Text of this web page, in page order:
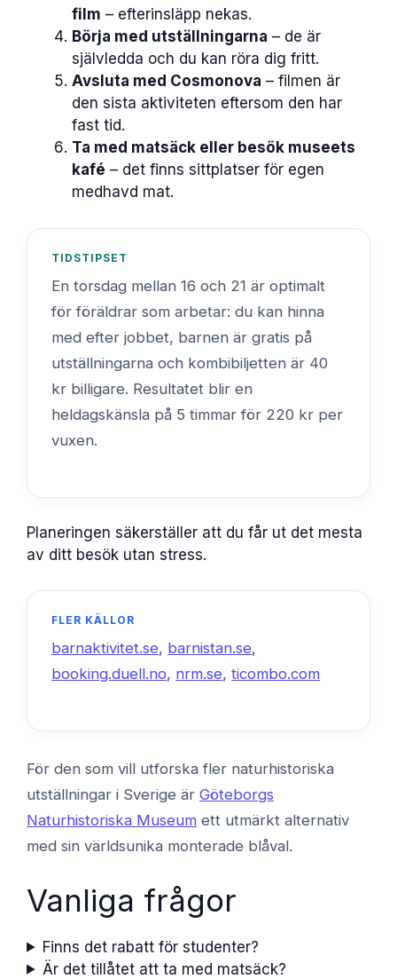
film – efterinsläpp nekas.
Börja med utställningarna – de är
självledda och du kan röra dig fritt.
Avsluta med Cosmonova – filmen är
den sista aktiviteten eftersom den har
fast tid.
Ta med matsäck eller besök museets
kafé – det finns sittplatser för egen
medhavd mat.
TIDSTIPSET
En torsdag mellan 16 och 21 är optimalt
för föräldrar som arbetar: du kan hinna
med efter jobbet, barnen är gratis på
utställningarna och kombibiljetten är 40
kr billigare. Resultatet blir en
heldagskänsla på 5 timmar för 220 kr per
vuxen.
Planeringen säkerställer att du får ut det mesta
av ditt besök utan stress.
FLER KÄLLOR
barnaktivitet.se, barnistan.se,
booking.duell.no, nrm.se,ticombo.com
För den som vill utforska fler naturhistoriska
utställningar i Sverige är Göteborgs
Naturhistoriska Museum ett utmärkt alternativ
med sin världsunika monterade blåval.
Vanliga frågor
Finns det rabatt för studenter?
Är det tillåtet att ta med matsäck?